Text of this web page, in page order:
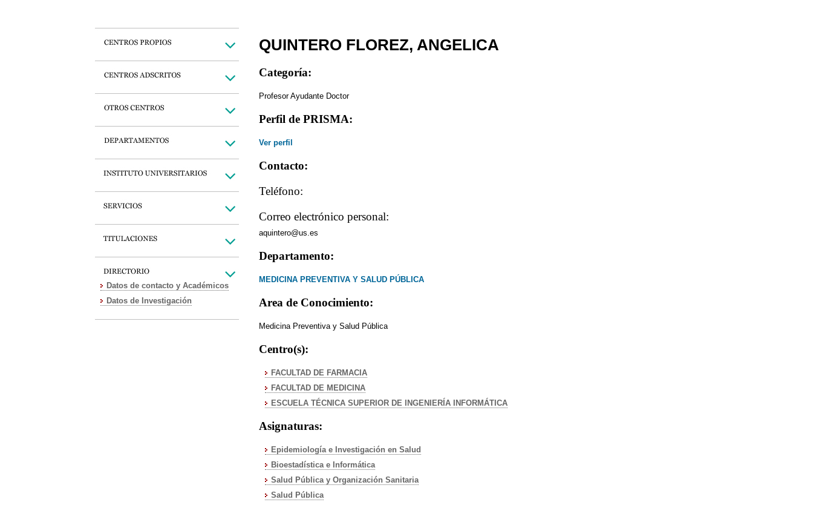
Datos de contacto y Académicos
Datos de Investigación
QUINTERO FLOREZ, ANGELICA
Categoría:
Profesor Ayudante Doctor
Perfil de PRISMA:
Ver perfil
Contacto:
Teléfono:
Correo electrónico personal:
aquintero@us.es
Departamento:
MEDICINA PREVENTIVA Y SALUD PÚBLICA
Area de Conocimiento:
Medicina Preventiva y Salud Pública
Centro(s):
FACULTAD DE FARMACIA
FACULTAD DE MEDICINA
ESCUELA TÉCNICA SUPERIOR DE INGENIERÍA INFORMÁTICA
Asignaturas:
Epidemiología e Investigación en Salud
Bioestadística e Informática
Salud Pública y Organización Sanitaria
Salud Pública